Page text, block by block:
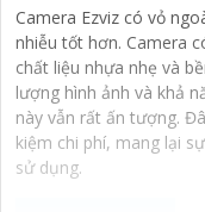
Camera Ezviz có vỏ
nhiễu tốt hơn. Camera
chất liệu nhựa nhẹ và
lượng hình ảnh và khả
này vẫn rất ấn tượng.
kiệm chi phí, mang lại
sử dụng.